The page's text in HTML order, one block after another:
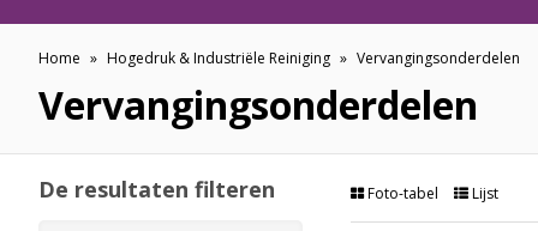
Home » Hogedruk & Industriële Reiniging » Vervangingsonderdelen
Vervangingsonderdelen
Foto-tabel Lijst
De resultaten filteren